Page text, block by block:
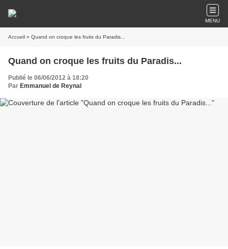
MENU
Accueil » Quand on croque les fruits du Paradis...
Quand on croque les fruits du Paradis...
Publié le 06/06/2012 à 18:20
Par Emmanuel de Reynal